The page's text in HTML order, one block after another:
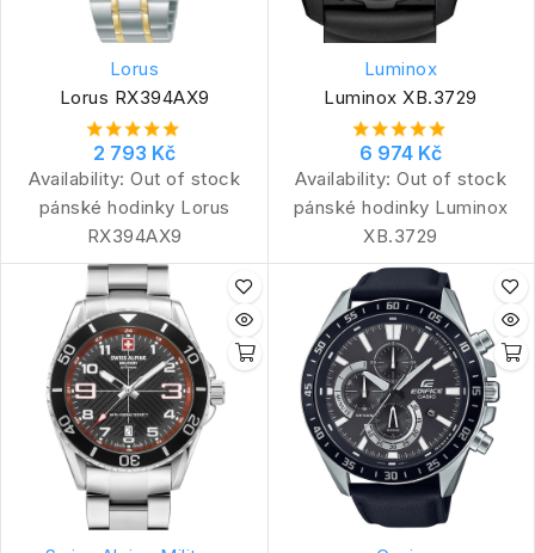
Lorus
Lorus RX394AX9
2 793 Kč
Availability: Out of stock
pánské hodinky Lorus
RX394AX9
Luminox
Luminox XB.3729
6 974 Kč
Availability: Out of stock
pánské hodinky Luminox
XB.3729